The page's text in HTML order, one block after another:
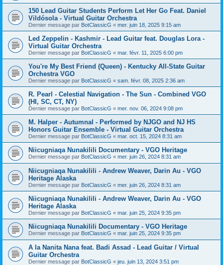
150 Lead Guitar Students Perform Let Her Go Feat. Daniel
Vildósola - Virtual Guitar Orchestra
Dernier message par BotClassicG « mer. juin 18, 2025 9:15 am
Led Zeppelin - Kashmir - Lead Guitar feat. Douglas Lora -
Virtual Guitar Orchestra
Dernier message par BotClassicG « mar. févr. 11, 2025 6:00 pm
You're My Best Friend (Queen) - Kentucky All-State Guitar
Orchestra VGO
Dernier message par BotClassicG « sam. févr. 08, 2025 2:36 am
R. Pearl - Celestial Navigation - The Sun - Combined VGO
(HI, SC, CT, NY)
Dernier message par BotClassicG « mer. nov. 06, 2024 9:08 pm
M. Halper - Autumnal - Performed by NJGO and NJ HS
Honors Guitar Ensemble - Virtual Guitar Orchestra
Dernier message par BotClassicG « mar. oct. 15, 2024 8:31 am
Niicugniaqa Nunakilili Documentary - VGO Heritage
Dernier message par BotClassicG « mer. juin 26, 2024 8:31 am
Niicugniaqa Nunakilili - Andrew Weaver, Darin Au - VGO
Heritage Alaska
Dernier message par BotClassicG « mer. juin 26, 2024 8:31 am
Niicugniaqa Nunakilili - Andrew Weaver, Darin Au - VGO
Heritage Alaska
Dernier message par BotClassicG « mar. juin 25, 2024 9:35 pm
Niicugniaqa Nunakilili Documentary - VGO Heritage
Dernier message par BotClassicG « mar. juin 25, 2024 9:35 pm
A la Nanita Nana feat. Badi Assad - Lead Guitar / Virtual
Guitar Orchestra
Dernier message par BotClassicG « jeu. juin 13, 2024 3:51 pm